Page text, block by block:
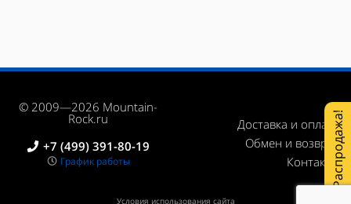
© 2009—2026 Mountain-
Rock.ru
+7 (499) 391-80-19
График работы
Доставка и оплата
Обмен и возврат
Контакты
Условия использования сайта
Распродажа!